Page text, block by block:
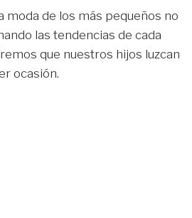
moda de los más pequeños no
las tendencias de cada
que nuestros hijos luzcan
ocasión.